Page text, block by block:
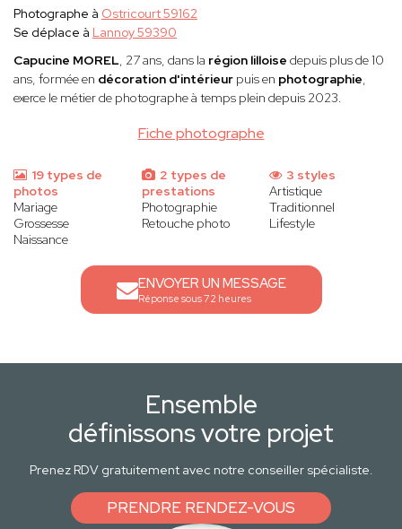
Fiche photographe
Photographe à Ostricourt 59162
Se déplace à Lannoy 59390
Capucine MOREL, 27 ans, dans la région lilloise depuis plus de 10
ans, formée en décoration d'intérieur puis en photographie,
exerce le métier de photographe à temps plein depuis 2023.
19 types de
photos
Mariage
Grossesse
Naissance
2 types de
prestations
Photographie
Retouche photo
3 styles
Artistique
Traditionnel
Lifestyle
ENVOYER UN MESSAGE
Réponse sous 72 heures
Ensemble
définissons votre projet
Prenez RDV gratuitement avec notre conseiller spécialiste.
PRENDRE RENDEZ-VOUS